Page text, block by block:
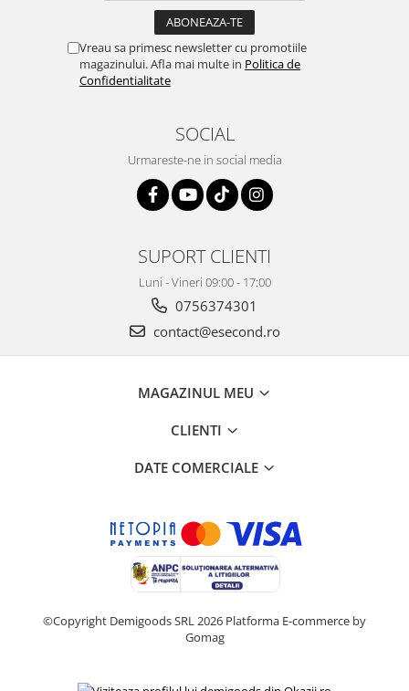
Accesorii aparate hair styling
Aparate & Accesorii ingrijire
personala
Aparate cosmetice
Petshop
Accesorii animale de companie
Castroane si adapatori animale
Igiena animale de companie
Zgarzi, lese si hamuri
PC, Periferice & Software
Imprimante, Scanere &
Vreau sa primesc newsletter cu promotiile
magazinului. Afla mai multe in Politica de
Confidentialitate
SOCIAL
Urmareste-ne in social media
SUPORT CLIENTI
Luni - Vineri 09:00 - 17:00
0756374301
contact@esecond.ro
MAGAZINUL MEU
CLIENTI
DATE COMERCIALE
©Copyright Demigoods SRL 2026 Platforma E-commerce by
Gomag